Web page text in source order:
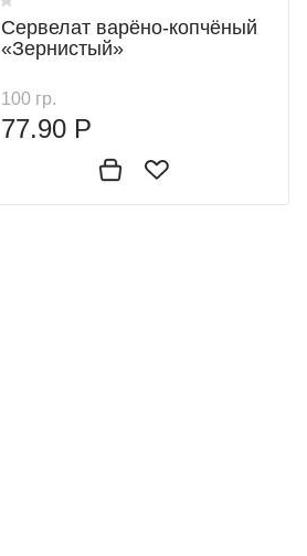
Сервелат варёно-копчёный
«Зернистый»
100 гр.
77.90 Р